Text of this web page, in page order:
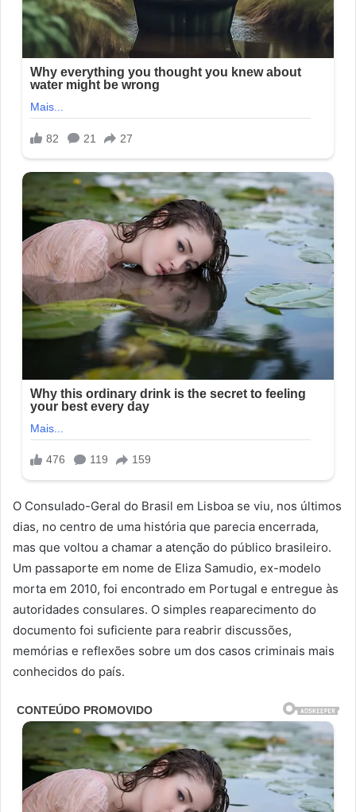
O Consulado-Geral do Brasil em Lisboa se viu, nos últimos
dias, no centro de uma história que parecia encerrada,
mas que voltou a chamar a atenção do público brasileiro.
Um passaporte em nome de Eliza Samudio, ex-modelo
morta em 2010, foi encontrado em Portugal e entregue às
autoridades consulares. O simples reaparecimento do
documento foi suficiente para reabrir discussões,
memórias e reflexões sobre um dos casos criminais mais
conhecidos do país.